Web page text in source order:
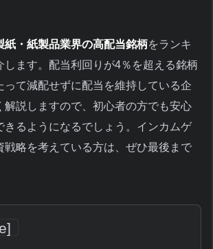
紙・紙製品業界の高配当銘柄をランキ
します。配当利回りが4％を超える銘柄
って減配せずに配当を維持している企
解説しますので、初心者の方でも安心
きるようになるでしょう。インカムゲ
戦略を考えている方は、ぜひ最後まで
]